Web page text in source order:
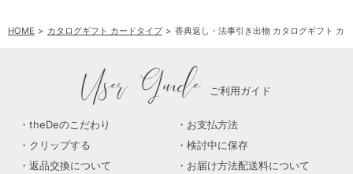
HOME カタログギフト カードタイプ 香典返し・法事引き出物 カタログギフト カ
User Guide ご利用ガイド
theDeのこだわり
お支払方法
クリップする
検討中に保存
返品交換について
お届け方法配送料について